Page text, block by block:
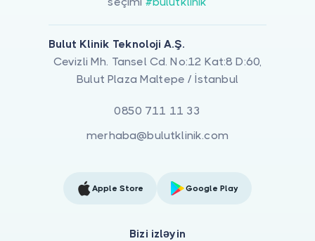
Bulut Klinik Teknoloji A.Ş.
Cevizli Mh. Tansel Cd. No:12 Kat:8 D:60,
Bulut Plaza Maltepe / İstanbul
0850 711 11 33
merhaba@bulutklinik.com
Apple Store Google Play
Bizi izləyin